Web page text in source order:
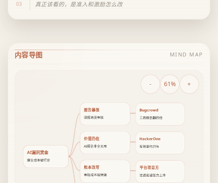
03 真正该看的，是准入和激励怎么改
内容导图 MIND MAP
- 61% +
AI漏洞赏金
提交成本被打穿
报告暴涨
误报淹没审核
Bugcrowd
三周报告翻四倍
价值仍在
AI报告非全无用
HackerOne
有效率约25%
账本改写
审核成本被转嫁
平台项目方
过滤验证压力上升